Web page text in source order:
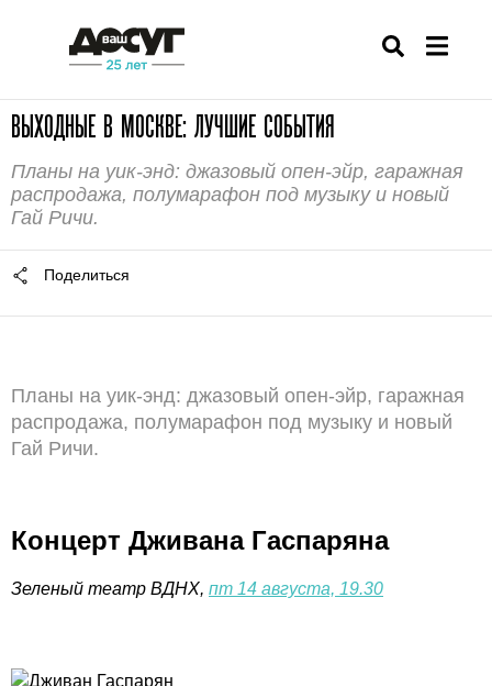
ВЫХОДНЫЕ В МОСКВЕ: ЛУЧШИЕ СОБЫТИЯ
Планы на уик-энд: джазовый опен-эйр, гаражная
распродажа, полумарафон под музыку и новый
Гай Ричи.
Поделиться
Планы на уик-энд: джазовый опен-эйр, гаражная
распродажа, полумарафон под музыку и новый
Гай Ричи.
Концерт Дживана Гаспаряна
Зеленый театр ВДНХ, пт 14 августа, 19.30